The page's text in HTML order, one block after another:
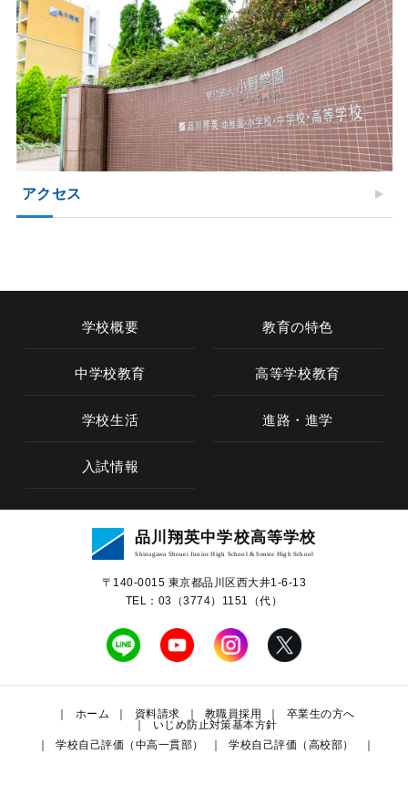
高等学校教育
進路・進学
アクセス
学校概要 教育の特色
中学校教育 高等学校教育
学校生活 進路・進学
入試情報
品川翔英中学校高等学校
Shinagawa Shouei Junior High School & Senior High School
〒140-0015 東京都品川区⻄⼤井1-6-13
TEL：03（3774）1151（代）
ホーム 資料請求 教職員採用
卒業生の方へ
いじめ防止対策基本方針
学校自己評価（中高一貫部）
学校自己評価（高校部）